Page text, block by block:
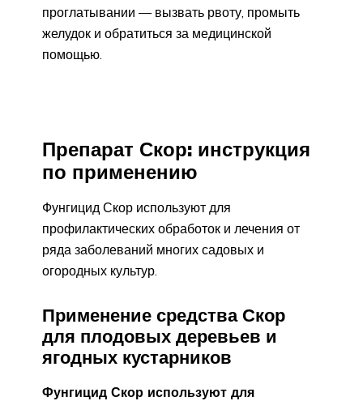
проглатывании — вызвать рвоту, промыть
желудок и обратиться за медицинской
помощью.
Препарат Скор: инструкция
по применению
Фунгицид Скор используют для
профилактических обработок и лечения от
ряда заболеваний многих садовых и
огородных культур.
Применение средства Скор
для плодовых деревьев и
ягодных кустарников
Фунгицид Скор используют для